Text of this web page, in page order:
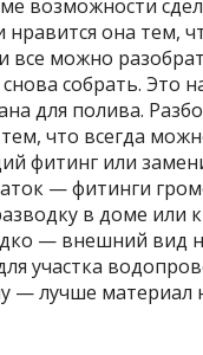
возможности
нравится она тем,
все можно
собрать. Это
для полива.
что всегда
фитинг или
— фитинги
в доме или
— внешний вид
участка
— лучше материал